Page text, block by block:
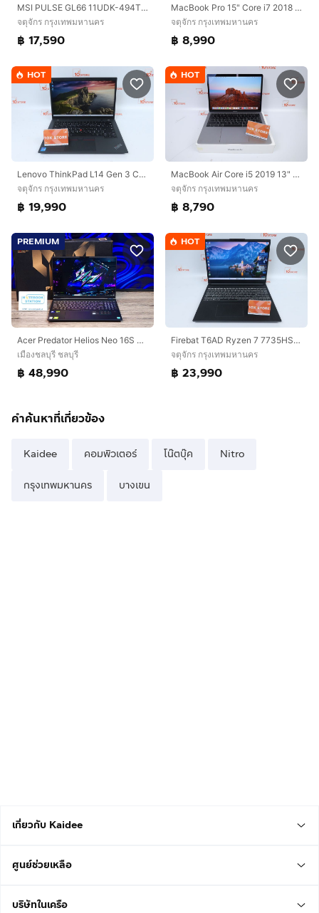
MSI PULSE GL66 11UDK-494TH Core i7-11800H.RTX3050Ti RAM24.1TB
จตุจักร กรุงเทพมหานคร
฿ 17,590
MacBook Pro 15" Core i7 2018 16.512GB
จตุจักร กรุงเทพมหานคร
฿ 8,990
HOT
Lenovo ThinkPad L14 Gen 3 Core i7-1255U RAM24.1TB
จตุจักร กรุงเทพมหานคร
฿ 19,990
HOT
MacBook Air Core i5 2019 13" 8.256GB
จตุจักร กรุงเทพมหานคร
฿ 8,790
PREMIUM
Acer Predator Helios Neo 16S AI IntelCoreUltra7-255HX RTX5060(8GB) Ram16 SSD512 จอ16 QHD+ OLED 240Hz จอสวยสีตรง สเปคสูงจัดเต็ม คีย์บอร์ดไฟRG
เมืองชลบุรี ชลบุรี
฿ 48,990
HOT
Firebat T6AD Ryzen 7 7735HS.RTX4060 RAM32.1TB
จตุจักร กรุงเทพมหานคร
฿ 23,990
คำค้นหาที่เกี่ยวข้อง
Kaidee คอมพิวเตอร์ โน๊ตบุ๊ค Nitro
กรุงเทพมหานคร บางเขน
เกี่ยวกับ Kaidee
ศูนย์ช่วยเหลือ
บริษัทในเครือ